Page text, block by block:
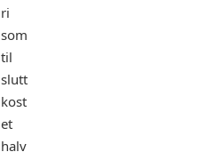
ri
som
til
slutt
kost
et
halv